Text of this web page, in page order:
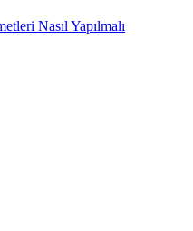
Nasıl Yapılmalı